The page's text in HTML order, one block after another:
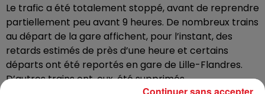
Le trafic a été totalement stoppé, avant de reprendre
partiellement peu avant 9 heures. De nombreux trains
au départ de la gare affichent, pour l’instant, des
retards estimés de près d’une heure et certains
départs ont été reportés en gare de Lille-Flandres.
D’autres trains ont, eux, été supprimés.